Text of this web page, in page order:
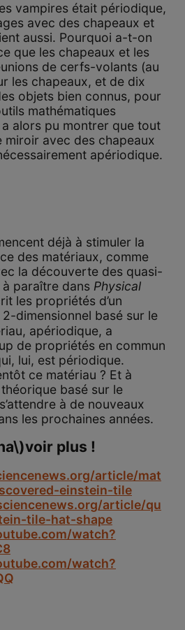
vampires était périodique,
avec des chapeaux et
aussi. Pourquoi a-t-on
que les chapeaux et les
de cerfs-volants (au
les chapeaux, et de dix
objets bien connus, pour
mathématiques
a alors pu montrer que tout
miroir avec des chapeaux
apériodique.
déjà à stimuler la
des matériaux, comme
la découverte des quasi-
paraître dans Physical
les propriétés d’un
dimensionnel basé sur le
apériodique, a
de propriétés en commun
lui, est périodique.
ce matériau ? Et à
basé sur le
à de nouveaux
les prochaines années.
voir plus !
article/mat
einstein-tile
article/qu
tile-hat-shape
watch?
watch?